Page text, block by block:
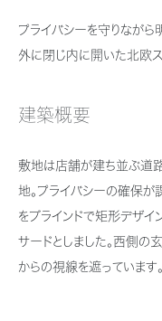
住まいの売却
づくりを楽しく学べるデジタ
ホームラウンジ 新築・戸
ホームラウンジ 土地活用
実例動画や基礎知識、収納
の具体策とアイデアを豊富に
すべてのフィールドに新し
ミサワゼネラルソリューショ
ミサワホームオーナーさま
結ぶコミュニケーションサイ
新卒者採用
中途採用
ウエルネス事業
海外事業
プライバシーを守りながら
外に閉じ内に開いた北欧
建築概要
敷地は店舗が建ち並ぶ道
地。プライバシーの確保が
をブラインドで矩形デザイ
サードとしました。西側
からの視線を遮っています。